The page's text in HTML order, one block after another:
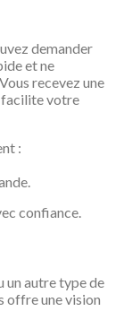
demander
et ne
recevez une
facilite votre
:
confiance.
un autre type de
offre une vision